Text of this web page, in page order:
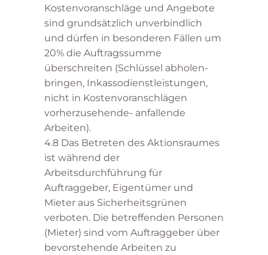
Kostenvoranschläge und Angebote
sind grundsätzlich unverbindlich
und dürfen in besonderen Fällen um
20% die Auftragssumme
überschreiten (Schlüssel abholen-
bringen, Inkassodienstleistungen,
nicht in Kostenvoranschlägen
vorherzusehende- anfallende
Arbeiten).
4.8 Das Betreten des Aktionsraumes
ist während der
Arbeitsdurchführung für
Auftraggeber, Eigentümer und
Mieter aus Sicherheitsgrünen
verboten. Die betreffenden Personen
(Mieter) sind vom Auftraggeber über
bevorstehende Arbeiten zu